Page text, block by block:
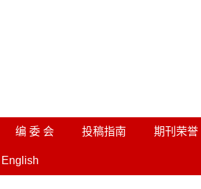
编 委 会 投稿指南 期刊荣誉
English